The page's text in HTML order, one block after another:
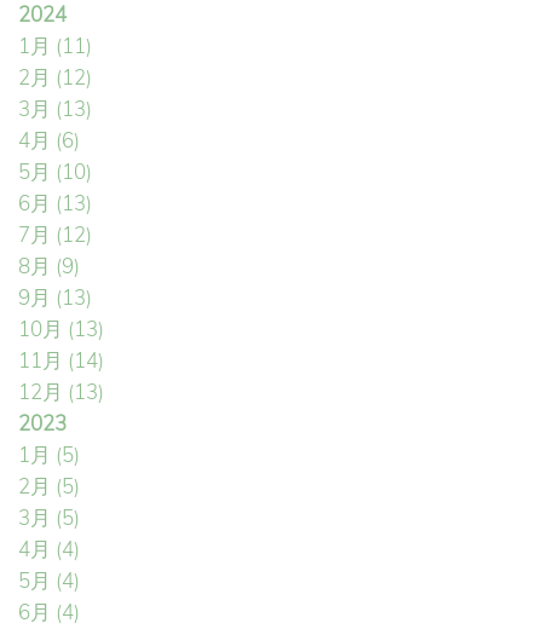
2024
1月 (11)
2月 (12)
3月 (13)
4月 (6)
5月 (10)
6月 (13)
7月 (12)
8月 (9)
9月 (13)
10月 (13)
11月 (14)
12月 (13)
2023
1月 (5)
2月 (5)
3月 (5)
4月 (4)
5月 (4)
6月 (4)